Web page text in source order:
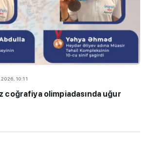
10:11
coğrafiya olimpiadasında uğur